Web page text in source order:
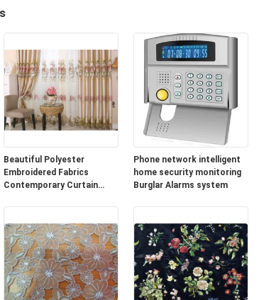
Beautiful Polyester
Embroidered Fabrics
Contemporary Curtain
Phone network intelligent
home security monitoring
Burglar Alarms system